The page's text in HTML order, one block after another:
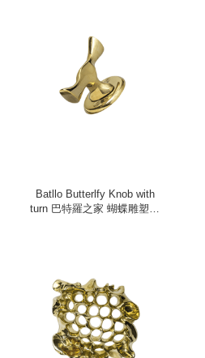
Batllo Butterlfy Knob with
turn 巴特羅之家 蝴蝶雕塑金